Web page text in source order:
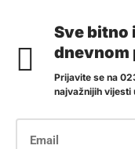
Sve bitno
dnevnom
Prijavite se na
najvažnijih vijesti